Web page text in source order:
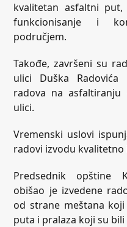
kvalitetan asfaltni
funkcionisanje i
područjem.
Takođe, završeni su
ulici Duška
radova na asfaltiranju
ulici.
Vremenski uslovi
radovi izvodu
Predsednik opštine
obišao je izvedene
od strane meštana
puta i pralaza koji su